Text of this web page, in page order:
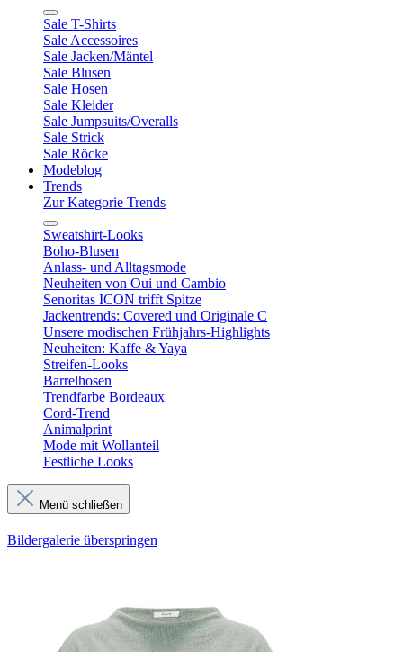
Sale T-Shirts
Sale Accessoires
Sale Jacken/Mäntel
Sale Blusen
Sale Hosen
Sale Kleider
Sale Jumpsuits/Overalls
Sale Strick
Sale Röcke
Modeblog
Trends
Zur Kategorie Trends
Sweatshirt-Looks
Boho-Blusen
Anlass- und Alltagsmode
Neuheiten von Oui und Cambio
Senoritas ICON trifft Spitze
Jackentrends: Covered und Originale C
Unsere modischen Frühjahrs-Highlights
Neuheiten: Kaffe & Yaya
Streifen-Looks
Barrelhosen
Trendfarbe Bordeaux
Cord-Trend
Animalprint
Mode mit Wollanteil
Festliche Looks
Menü schließen
Bildergalerie überspringen